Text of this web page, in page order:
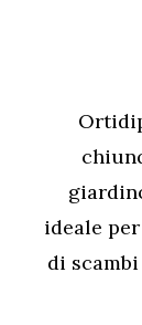
ideale
di